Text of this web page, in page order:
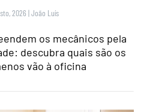
2026 |João Luís
os mecânicos pela
descubra quais são os
vão à oficina